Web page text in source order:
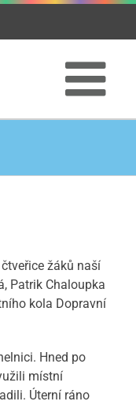
žáků naší
Patrik Chaloupka
kola Dopravní
Hned po
místní
Úterní ráno